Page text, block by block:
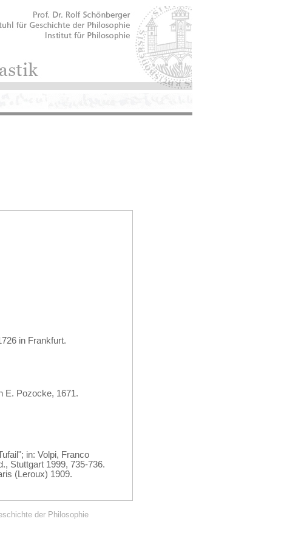
in Frankfurt.
E. Pozocke, 1671.
in: Volpi, Franco
Stuttgart 1999, 735-736.
(Leroux) 1909.
der Philosophie